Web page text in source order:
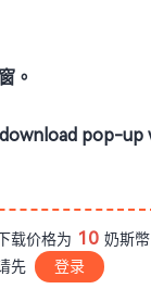
。
pop-
载价格为 10 奶斯
先
登录